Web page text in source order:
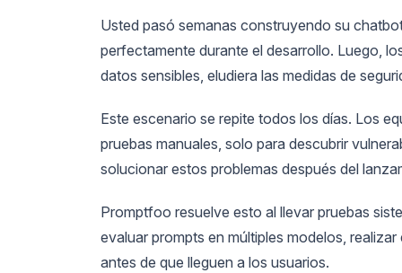
Usted pasó semanas construyendo su
perfectamente durante el desarrollo. Luego,
datos sensibles, eludiera las medidas de
Este escenario se repite todos los días. Los
pruebas manuales, solo para descubrir
solucionar estos problemas después del
Promptfoo resuelve esto al llevar pruebas
evaluar prompts en múltiples modelos,
antes de que lleguen a los usuarios.